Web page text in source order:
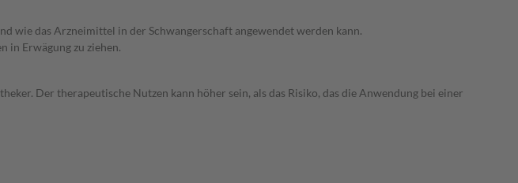
wie das Arzneimittel in der Schwangerschaft angewendet werden kann.
in Erwägung zu ziehen.
Der therapeutische Nutzen kann höher sein, als das Risiko, das die Anwendung bei einer